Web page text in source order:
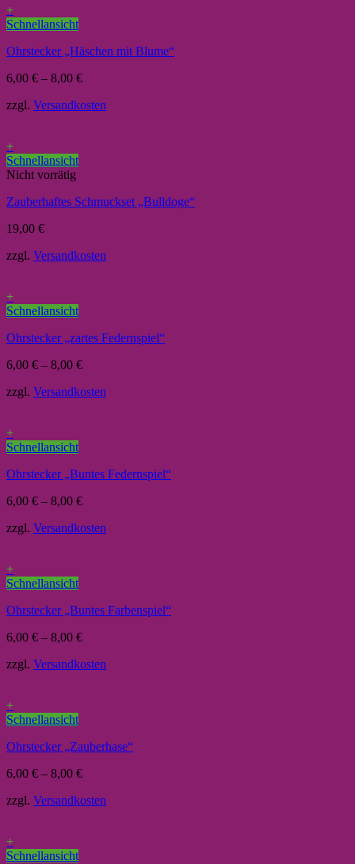
+
Schnellansicht
Ohrstecker „Häschen mit Blume“
6,00 € – 8,00 €
zzgl. Versandkosten
+
Schnellansicht
Nicht vorrätig
Zauberhaftes Schmuckset „Bulldoge“
19,00 €
zzgl. Versandkosten
+
Schnellansicht
Ohrstecker „zartes Federnspiel“
6,00 € – 8,00 €
zzgl. Versandkosten
+
Schnellansicht
Ohrstecker „Buntes Federnspiel“
6,00 € – 8,00 €
zzgl. Versandkosten
+
Schnellansicht
Ohrstecker „Buntes Farbenspiel“
6,00 € – 8,00 €
zzgl. Versandkosten
+
Schnellansicht
Ohrstecker „Zauberhase“
6,00 € – 8,00 €
zzgl. Versandkosten
+
Schnellansicht